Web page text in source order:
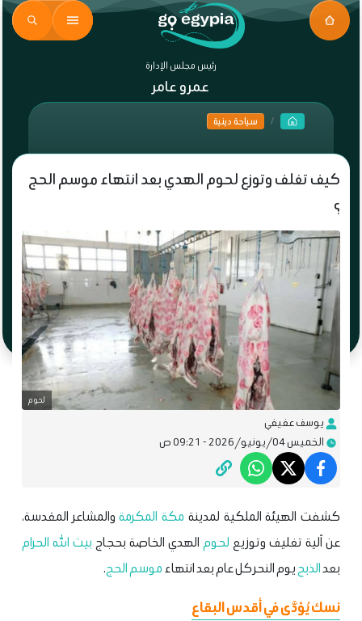
رئيس مجلس الإدارة
عمرو عامر
سياحة دينية
كيف تغلف وتوزع لحوم الهدي بعد انتهاء موسم الحج
؟
لحوم
يوسف عفيفي
الخميس 04/يونيو/2026 - 09:21 ص
كشفت الهيئة الملكية لمدينة مكة المكرمةوالمشاعر المقدسة،
عن آلية تغليف وتوزيع لحوم الهدي الخاصة بحجاج بيت الله الحرام
بعدالذبحيوم النحر كل عام بعد انتهاءموسم الحج.
نسك يُؤدَّى في أقدس البقاع